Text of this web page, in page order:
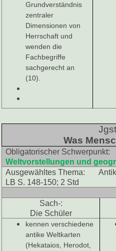
Grundverständnis
zentraler
Dimensionen von
Herrschaft und
wenden die
Fachbegriffe
sachgerecht an
(10).
Was
Obligatorischer Schwerpunkt:
Weltvorstellungen und
Ausgewähltes Thema:
LB S. 148-150; 2 Std
Sach-:
Die Schüler
kennen verschiedene
antike Weltkarten
(Hekataios, Herodot,